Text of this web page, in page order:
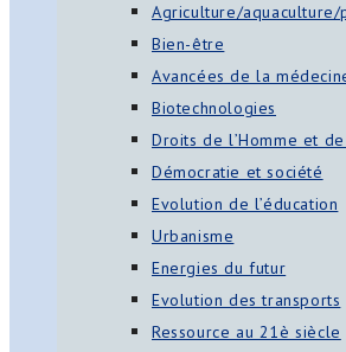
Agriculture/aquaculture/
Bien-être
Avancées de la
Biotechnologies
Droits de l’Homme et
Démocratie et société
Evolution de l’éducation
Urbanisme
Energies du futur
Evolution des transports
Ressource au 21è siècle